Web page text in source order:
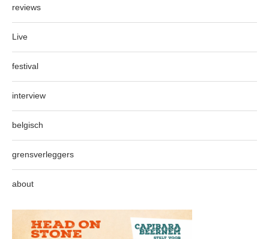
reviews
Live
festival
interview
belgisch
grensverleggers
about